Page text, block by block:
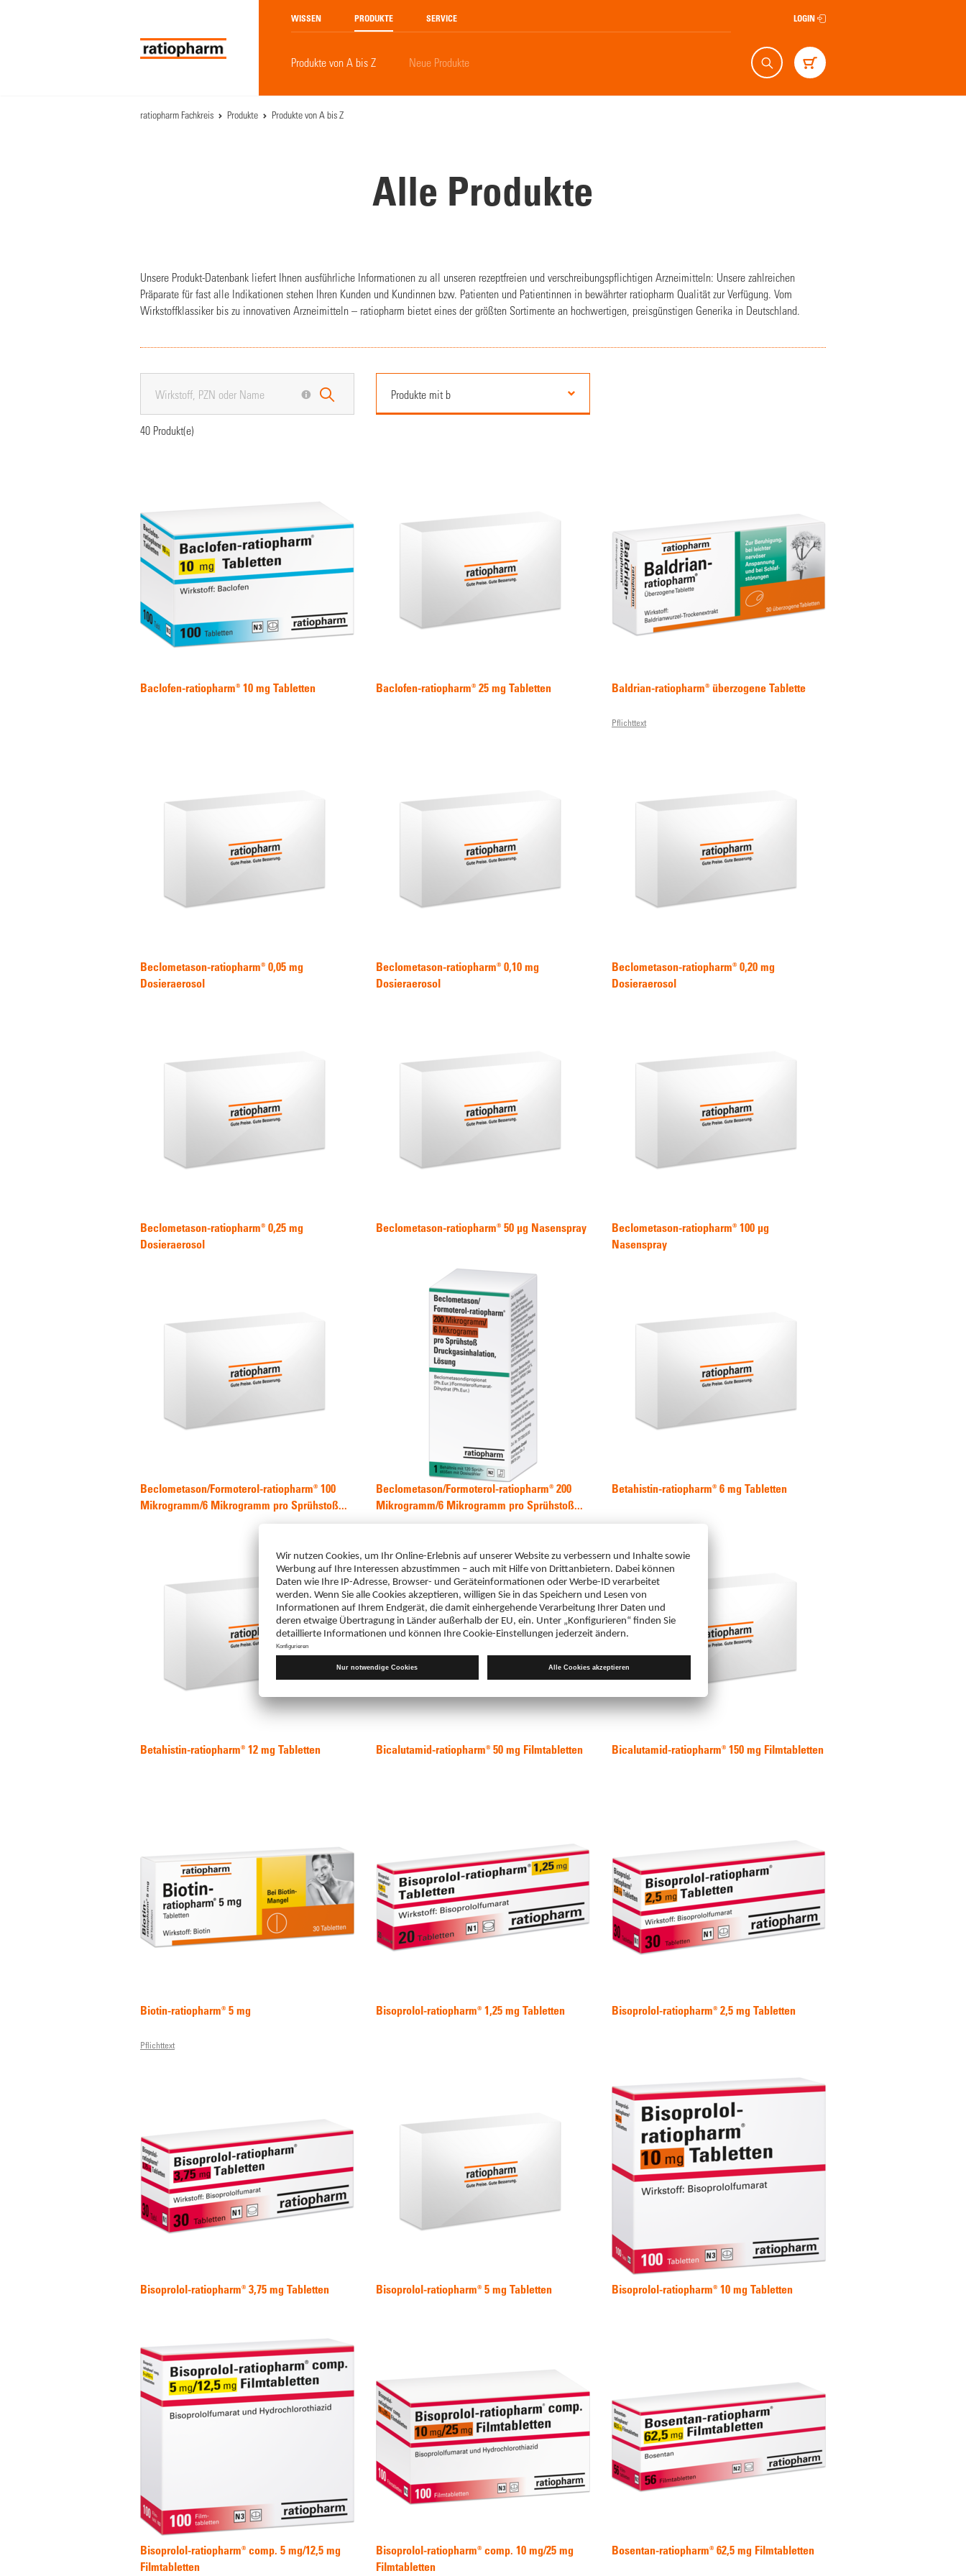
WISSEN PRODUKTE SERVICE
Produkte von A bis Z Neue Produkte Suche Warenkorb
LOGIN
ratiopharm Fachkreis Produkte Produkte von A bis Z
Alle Produkte
Unsere Produkt-Datenbank liefert Ihnen ausführliche Informationen zu all unseren rezeptfreien und verschreibungspflichtigen Arzneimitteln: Unsere zahlreichen
Präparate für fast alle Indikationen stehen Ihren Kunden und Kundinnen bzw. Patienten und Patientinnen in bewährter ratiopharm Qualität zur Verfügung. Vom
Wirkstoffklassiker bis zu innovativen Arzneimitteln – ratiopharm bietet eines der größten Sortimente an hochwertigen, preisgünstigen Generika in Deutschland.
Produkte mit b
40 Produkt(e)
Baclofen-ratiopharm® 10 mg Tabletten Baclofen-ratiopharm® 25 mg Tabletten Baldrian-ratiopharm® überzogene Tablette
Pflichttext
Beclometason-ratiopharm® 0,05 mg
Dosieraerosol
Beclometason-ratiopharm® 0,10 mg
Dosieraerosol
Beclometason-ratiopharm® 0,20 mg
Dosieraerosol
Beclometason-ratiopharm® 0,25 mg
Dosieraerosol
Beclometason-ratiopharm® 50 µg Nasenspray
Beclometason-ratiopharm® 100 µg
Nasenspray
Beclometason/Formoterol-ratiopharm® 100
Mikrogramm/6 Mikrogramm pro Sprühstoß...
Beclometason/Formoterol-ratiopharm® 200
Mikrogramm/6 Mikrogramm pro Sprühstoß...
Betahistin-ratiopharm® 6 mg Tabletten
Betahistin-ratiopharm® 12 mg Tabletten Bicalutamid-ratiopharm® 50 mg Filmtabletten Bicalutamid-ratiopharm® 150 mg Filmtabletten
Biotin-ratiopharm® 5 mg
Pflichttext
Bisoprolol-ratiopharm® 1,25 mg Tabletten Bisoprolol-ratiopharm® 2,5 mg Tabletten
Bisoprolol-ratiopharm® 3,75 mg Tabletten Bisoprolol-ratiopharm® 5 mg Tabletten Bisoprolol-ratiopharm® 10 mg Tabletten
Bisoprolol-ratiopharm® comp. 5 mg/12,5 mg
Filmtabletten
Bisoprolol-ratiopharm® comp. 10 mg/25 mg
Filmtabletten
Bosentan-ratiopharm® 62,5 mg Filmtabletten